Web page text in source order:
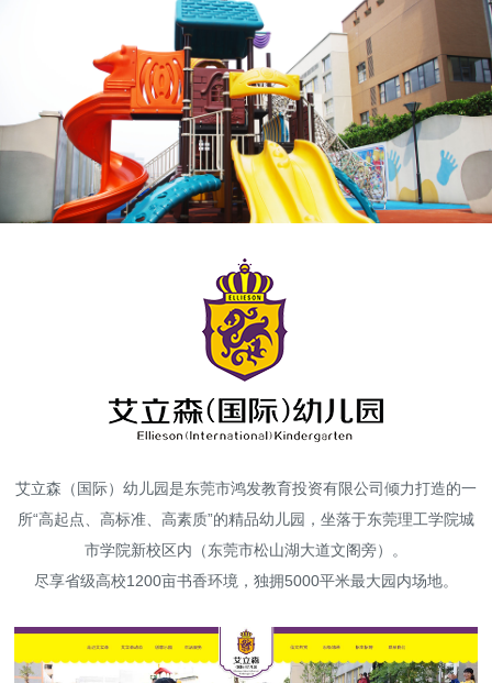
潮玩技术解决方案
头部潮玩盲盒/谷子卡牌/二次元手办抽赏开发
一番赏/魔力赏/福袋抽赏/宝箱赏/无限赏
广告大片形式做开发
艾立森（国际）幼儿园是东莞市鸿发教育投资有限公司倾力打造的一
所“高起点、高标准、高素质”的精品幼儿园，坐落于东莞理工学院城
市学院新校区内（东莞市松山湖大道文阁旁）。
尽享省级高校1200亩书香环境，独拥5000平米最大园内场地。